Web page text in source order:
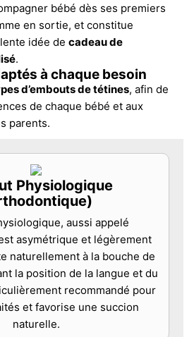
bébé dès ses premiers
en sortie, et constitue
idée de cadeau de
.
à chaque besoin
d’embouts de tétines, afin de
de chaque bébé et aux
parents.
Physiologique
aussi appelé
asymétrique et légèrement
naturellement à la bouche de
la position de la langue et du
recommandé pour
et favorise une succion
naturelle.